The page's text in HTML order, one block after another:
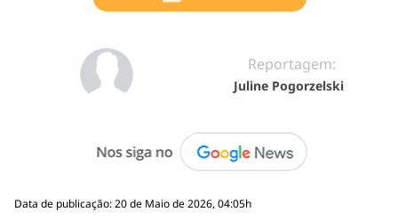
Reportagem:
Juline Pogorzelski
Data de publicação: 20 de Maio de 2026, 04:05h